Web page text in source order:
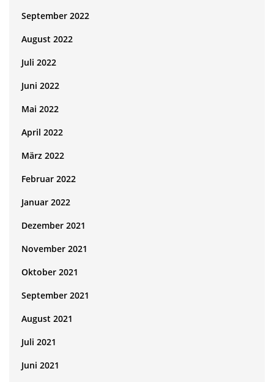
September 2022
August 2022
Juli 2022
Juni 2022
Mai 2022
April 2022
März 2022
Februar 2022
Januar 2022
Dezember 2021
November 2021
Oktober 2021
September 2021
August 2021
Juli 2021
Juni 2021